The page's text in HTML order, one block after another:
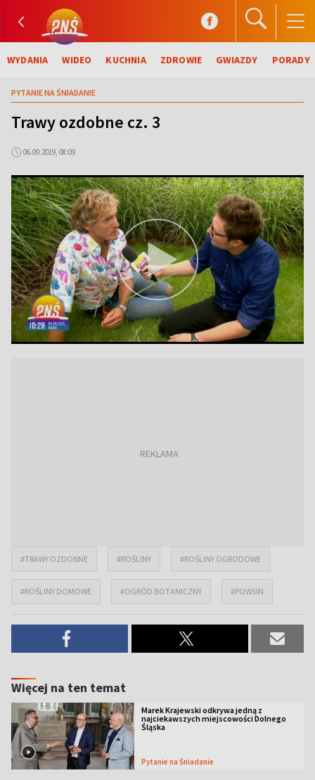
WYDANIA WIDEO KUCHNIA ZDROWIE GWIAZDY PORADY
PYTANIE NA ŚNIADANIE
Trawy ozdobne cz. 3
06.09.2019, 08:09
#TRAWY OZDOBNE #ROŚLINY #ROŚLINY OGRODOWE
#ROŚLINY DOMOWE #OGRÓD BOTANICZNY #POWSIN
Więcej na ten temat
Marek Krajewski odkrywa jedną z
najciekawszych miejscowości Dolnego
Śląska
Pytanie na Śniadanie